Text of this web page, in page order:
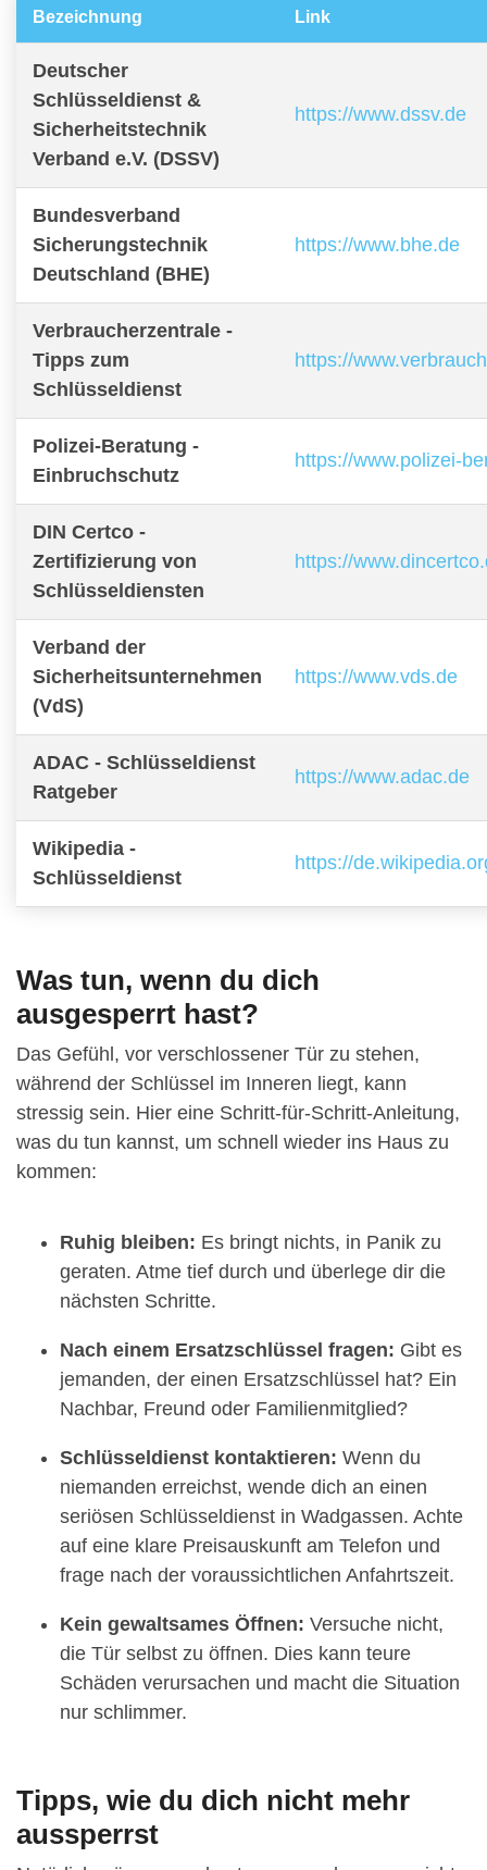
Bezeichnung Link
Deutscher
Schlüsseldienst &
Sicherheitstechnik
Verband e.V. (DSSV)
https://www.dssv.de
Bundesverband
Sicherungstechnik
Deutschland (BHE)
https://www.bhe.de
Verbraucherzentrale -
Tipps zum
Schlüsseldienst
https://
Polizei-Beratung -
Einbruchschutz
https://www.polizei-
DIN Certco -
Zertifizierung von
Schlüsseldiensten
https://
Verband der
Sicherheitsunternehmen
(VdS)
https://www.vds.de
ADAC - Schlüsseldienst
Ratgeber
https://www.adac.de
Wikipedia -
Schlüsseldienst
https://
Was tun, wenn du dich
ausgesperrt hast?
Das Gefühl, vor verschlossener Tür zu stehen,
während der Schlüssel im Inneren liegt, kann
stressig sein. Hier eine Schritt-für-Schritt-Anleitung,
was du tun kannst, um schnell wieder ins Haus zu
kommen:
Ruhig bleiben: Es bringt nichts, in Panik zu
geraten. Atme tief durch und überlege dir die
nächsten Schritte.
Nach einem Ersatzschlüssel fragen: Gibt es
jemanden, der einen Ersatzschlüssel hat? Ein
Nachbar, Freund oder Familienmitglied?
Schlüsseldienst kontaktieren: Wenn du
niemanden erreichst, wende dich an einen
seriösen Schlüsseldienst in Wadgassen. Achte
auf eine klare Preisauskunft am Telefon und
frage nach der voraussichtlichen Anfahrtszeit.
Kein gewaltsames Öffnen: Versuche nicht,
die Tür selbst zu öffnen. Dies kann teure
Schäden verursachen und macht die Situation
nur schlimmer.
Tipps, wie du dich nicht mehr
aussperrst